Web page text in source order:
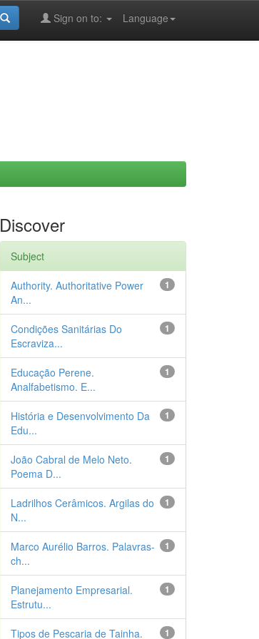
Language
Sign on to:
Discover
Subject
1
Authority. Authoritative Power
An...
1
Condições Sanitárias Do
Escraviza...
1
Educação Perene.
Analfabetismo. E...
1
História e Desenvolvimento Da
Edu...
1
João Cabral de Melo Neto.
Poema D...
1
Ladrilhos Cerâmicos. Argilas do
N...
1
Marco Aurélio Barros. Palavras-
ch...
1
Planejamento Empresarial.
Estrutu...
1
Tipos de Pescaria de Tainha.